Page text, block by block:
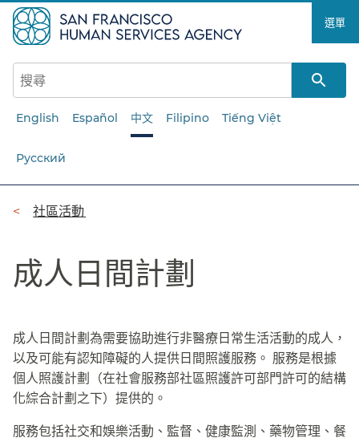
至
主
要
選單​​
English Español 中文 Filipino Tiếng Việt
Русский
導
列​​
社區活動​​
成人日間計劃​​
成人日間計劃為需要協助進行非醫療日常生活活動的成人，
以及可能有認知障礙的人提供日間照護服務。 服務是根據
個人照護計劃（在社會服務部社區照護許可部門許可的結構
化綜合計劃之下）提供的。​​
服務包括社交和娛樂活動、監督、健康監測、藥物管理、餐